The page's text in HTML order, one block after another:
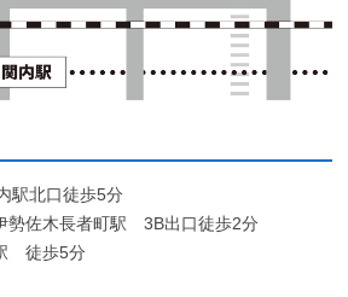
駅北口徒歩5分
佐木長者町駅 3B出口徒歩2分
徒歩5分